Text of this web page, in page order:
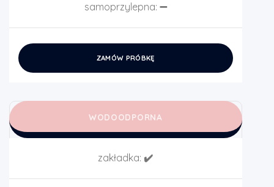
samoprzylepna: ➖
ZAMÓW PRÓBKĘ
WODOODPORNA
zakładka: ✔️